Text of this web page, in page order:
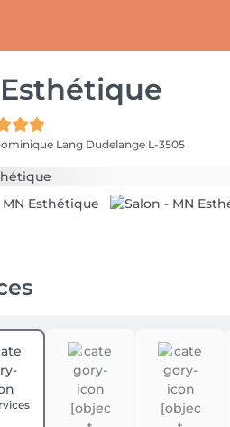
Lang Dudelange L-3505